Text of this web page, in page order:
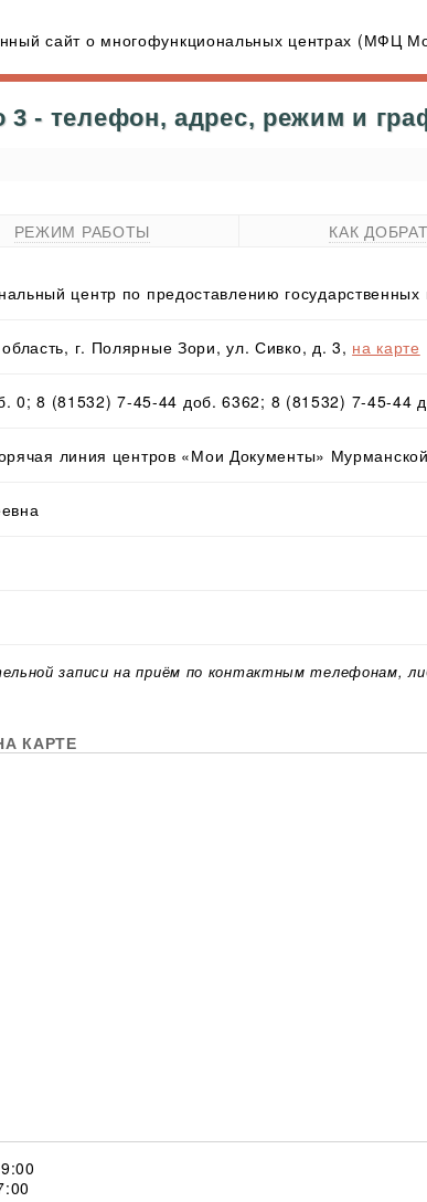
сайт о многофункциональных центрах (МФЦ
- телефон, адрес, режим и
РЕЖИМ РАБОТЫ КАК
центр по предоставлению
г. Полярные Зори, ул. Сивко, д. 3, на карте
0; 8 (81532) 7-45-44 доб. 6362; 8 (81532) 7-45-44
линия центров «Мои Документы»
записи на приём по контактным телефонам,
КАРТЕ